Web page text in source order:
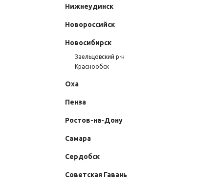
Записаться на курс
Пенза
Оха
Новосибирск
Краснообск
Ростов-на-Дону
Самара
Сердобск
Нижнеудинск
Советская Гавань
Новороссийск
Заельцовский р-н